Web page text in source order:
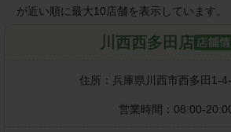
が近い順に最大10店舗を表示しています。
川西西多田店
住所： 兵庫県川西市西多田1-
営業時間： 08:00-